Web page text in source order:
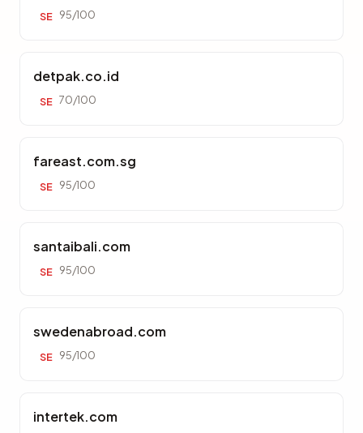
SE 95/100
detpak.co.id
SE 70/100
fareast.com.sg
SE 95/100
santaibali.com
SE 95/100
swedenabroad.com
SE 95/100
intertek.com